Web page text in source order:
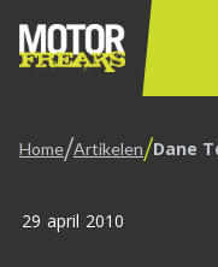
Home/Artikelen/Dane
29 april 2010